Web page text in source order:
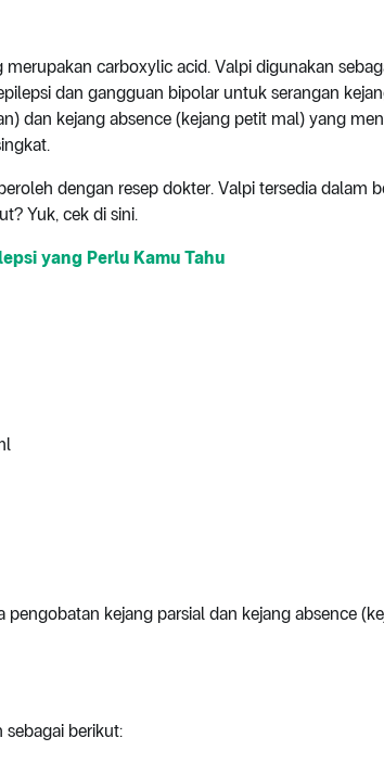
carboxylic acid. Valpi digunakan
dan gangguan bipolar untuk serangan
dan kejang absence (kejang petit mal) yang
dengan resep dokter. Valpi tersedia dalam
Yuk, cek di sini.
yang Perlu Kamu Tahu
kejang parsial dan kejang absence
berikut: